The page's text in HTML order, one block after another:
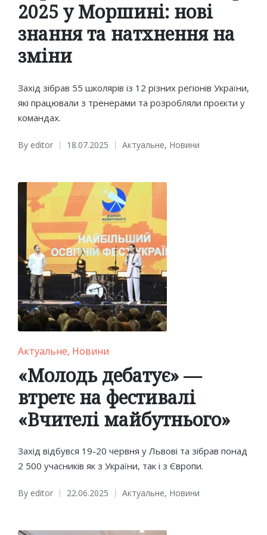
2025 у Моршині: нові
знання та натхнення на
зміни
Захід зібрав 55 школярів із 12 різних регіонів України,
які працювали з тренерами та розробляли проєкти у
командах.
Posted
By editor 18.07.2025
Posted
Актуальне, Новини
Posted
Актуальне Новини
«Молодь дебатує» —
втретє на фестивалі
«Вчителі майбутнього»
Захід відбувся 19-20 червня у Львові та зібрав понад
2 500 учасників як з України, так і з Європи.
Posted
By editor 22.06.2025
Posted
Актуальне, Новини